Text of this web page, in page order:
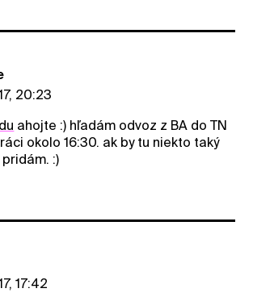
20:23
ahojte :) hľadám odvoz z BA do TN
okolo 16:30. ak by tu niekto taký
:)
17:42